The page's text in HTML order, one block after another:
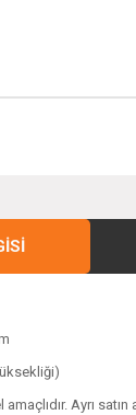
Ayrı satın